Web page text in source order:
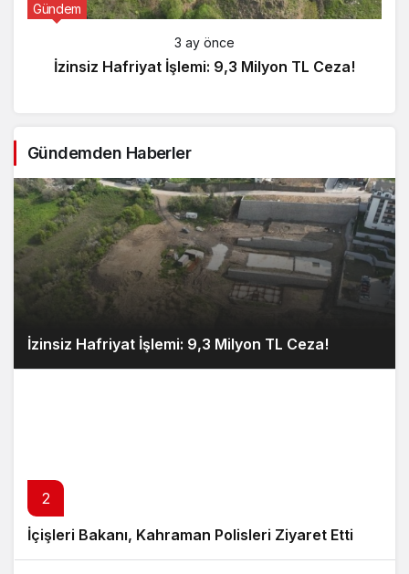
Gündem
3 ay önce
İzinsiz Hafriyat İşlemi: 9,3 Milyon TL Ceza!
Gündemden Haberler
İzinsiz Hafriyat İşlemi: 9,3 Milyon TL Ceza!
2
İçişleri Bakanı, Kahraman Polisleri Ziyaret Etti